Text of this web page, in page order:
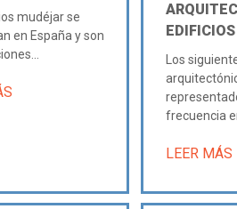
mudéjar se
en España y son
Los
frecuencia
LEER MÁS